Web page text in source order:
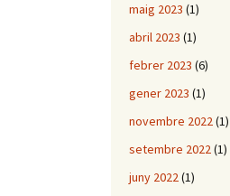
maig 2023 (1)
abril 2023 (1)
febrer 2023 (6)
gener 2023 (1)
novembre 2022(1)
setembre 2022(1)
juny 2022(1)